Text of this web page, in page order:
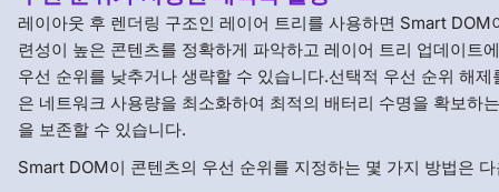
레이아웃 후 렌더링 구조인 레이어 트리를 사용하면 Smart DOM
련성이 높은 콘텐츠를 정확하게 파악하고 레이어 트리 업데이트
우선 순위를 낮추거나 생략할 수 있습니다.선택적 우선 순위 해
은 네트워크 사용량을 최소화하여 최적의 배터리 수명을 확보하
을 보존할 수 있습니다.
Smart DOM이 콘텐츠의 우선 순위를 지정하는 몇 가지 방법은